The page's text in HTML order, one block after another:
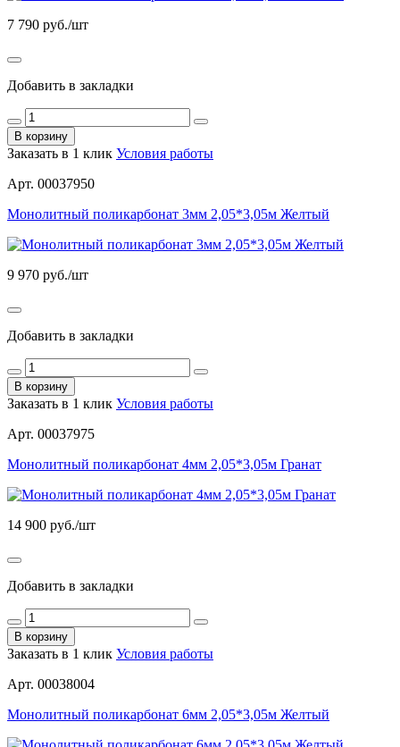
7 790 руб./шт
Добавить в закладки
В корзину
Заказать в 1 клик Условия работы
Арт. 00037950
Монолитный поликарбонат 3мм 2,05*3,05м Желтый
9 970 руб./шт
Добавить в закладки
В корзину
Заказать в 1 клик Условия работы
Арт. 00037975
Монолитный поликарбонат 4мм 2,05*3,05м Гранат
14 900 руб./шт
Добавить в закладки
В корзину
Заказать в 1 клик Условия работы
Арт. 00038004
Монолитный поликарбонат 6мм 2,05*3,05м Желтый